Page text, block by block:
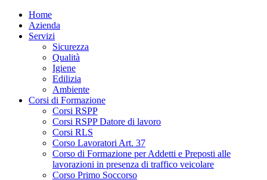
Home
Azienda
Servizi
Sicurezza
Qualità
Igiene
Edilizia
Ambiente
Corsi di Formazione
Corsi RSPP
Corsi RSPP Datore di lavoro
Corsi RLS
Corso Lavoratori Art. 37
Corso di Formazione per Addetti e Preposti alle
lavorazioni in presenza di traffico veicolare
Corso Primo Soccorso